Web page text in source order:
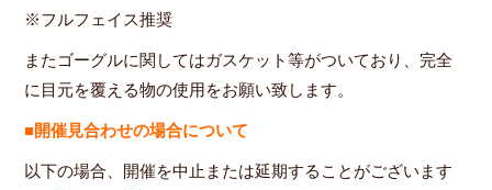
※フルフェイス推奨
またゴーグルに関してはガスケット等がついており、完全
に目元を覆える物の使用をお願い致します。
■開催見合わせの場合について
以下の場合、開催を中止または延期することがございます